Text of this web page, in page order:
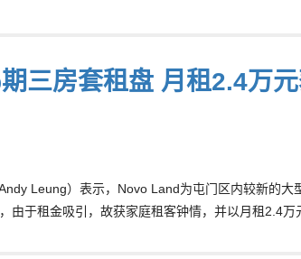
三房套租盘 月租2.4万
Leung）表示，Novo Land为屯门区内较新的大
由于租金吸引，故获家庭租客钟情，并以月租2.4